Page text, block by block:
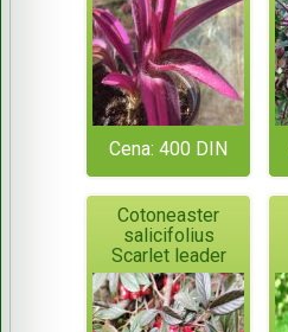
Cena: 400 DIN
Cotoneaster
salicifolius
Scarlet leader